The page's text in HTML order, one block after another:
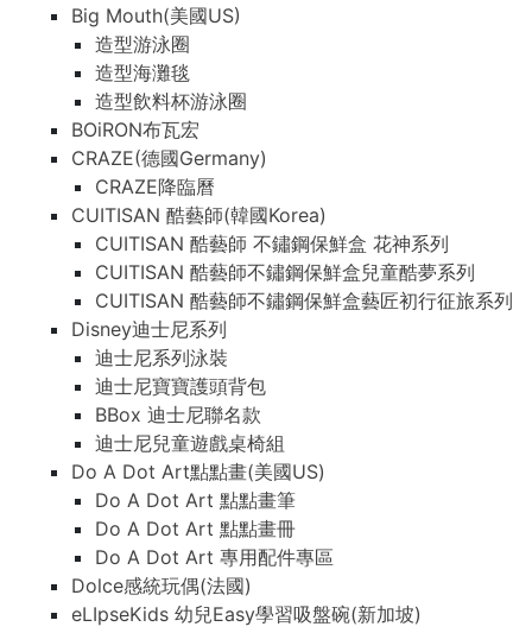
Big Mouth(美國US)
造型游泳圈
造型海灘毯
造型飲料杯游泳圈
BOiRON布瓦宏
CRAZE(德國Germany)
CRAZE降臨曆
CUITISAN 酷藝師(韓國Korea)
CUITISAN 酷藝師 不鏽鋼保鮮盒 花神系列
CUITISAN 酷藝師不鏽鋼保鮮盒兒童酷夢系列
CUITISAN 酷藝師不鏽鋼保鮮盒藝匠初行征旅系列
Disney迪士尼系列
迪士尼系列泳裝
迪士尼寶寶護頭背包
BBox 迪士尼聯名款
迪士尼兒童遊戲桌椅組
Do A Dot Art點點畫(美國US)
Do A Dot Art 點點畫筆
Do A Dot Art 點點畫冊
Do A Dot Art 專用配件專區
Dolce感統玩偶(法國)
eLIpseKids 幼兒Easy學習吸盤碗(新加坡)